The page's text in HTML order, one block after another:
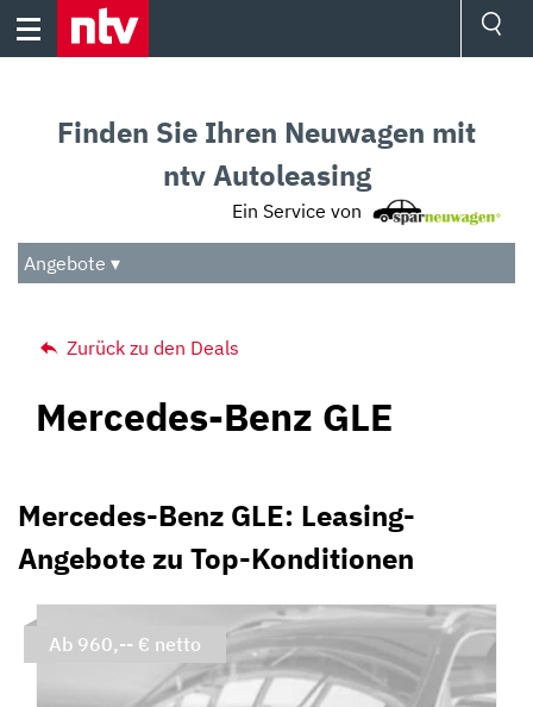
Skip
Audio
Das Beste
Finden Sie Ihren Neuwagen mit
ntv Autoleasing
Ein Service von
Angebote ▾
Zurück zu den Deals
Mercedes-Benz GLE
Mercedes-Benz GLE: Leasing-
Angebote zu Top-Konditionen
Ab 960,-- € netto